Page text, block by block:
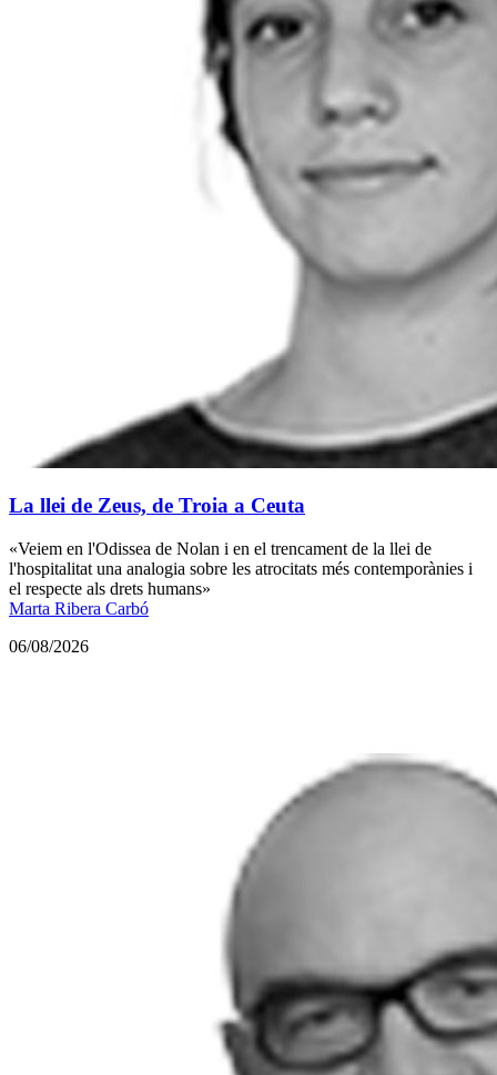
La llei de Zeus, de Troia a Ceuta
«Veiem en l'Odissea de Nolan i en el trencament de la llei de
l'hospitalitat una analogia sobre les atrocitats més contemporànies i
el respecte als drets humans»
Marta Ribera Carbó
06/08/2026